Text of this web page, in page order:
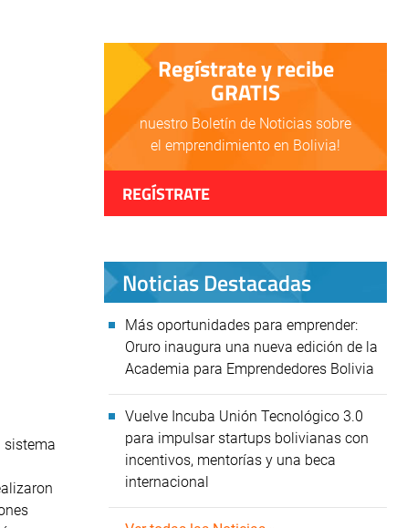
sistema
Regístrate y recibe
GRATIS
nuestro Boletín de Noticias sobre
el emprendimiento en Bolivia!
REGÍSTRATE
Noticias Destacadas
Más oportunidades para emprender:
Oruro inaugura una nueva edición de la
Academia para Emprendedores Bolivia
Vuelve Incuba Unión Tecnológico 3.0
para impulsar startups bolivianas con
incentivos, mentorías y una beca
internacional